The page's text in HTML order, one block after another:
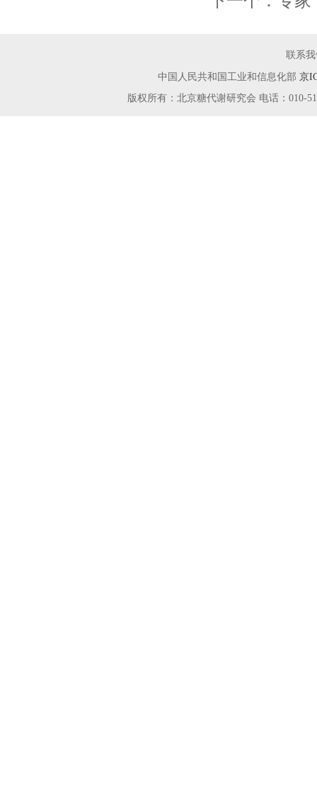
联系
中国人民共和国工业和信息化部京
版权所有：北京糖代谢研究会 电话：010-